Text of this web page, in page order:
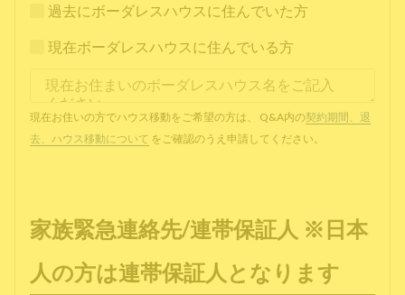
過去にボーダレスハウスに住んでいた方
現在ボーダレスハウスに住んでいる方
現在お住いの方でハウス移動をご希望の方は、 Q&A内の契約期間、退
去、ハウス移動について をご確認のうえ申請してください。
家族緊急連絡先/連帯保証人 ※日本
人の方は連帯保証人となります